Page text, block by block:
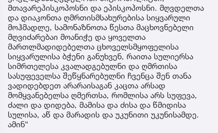
მთავარეპისკოპოსნი და ეპისკოპოსნი. მღვდელთა
და დიაკონთა ღმრთისმსახურებისა სიყვარული
მოჰმადლე, სამონაზნოთა წესთა მაცხოვნებელი
მღვიძარებაი მოანიჭე და ყოველთა
მართლმადიდებელთა ცხოველსმყოფელისა
სიყვარულისა ბჭენი განუხვენ, რაითა სულიერსა
სიმრთელესა კვალადგებულნი და ღმრთისა
სასუფეველსა შეწყნარებულნი ჩვენცა შენ თანა
ვადიდებდეთ არარაისაგან კაცთა არსად
მომყვანებელსა ღმერთსა, რომლისა არს სუფევა,
ძალი და დიდება, მამისა და ძისა და წმიდისა
სულისა, აწ და მარადის და უკუნითი უკუნისამდე.
ამინ“